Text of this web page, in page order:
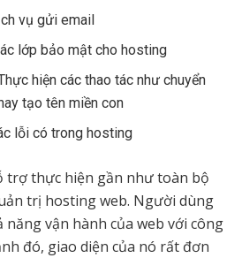
vụ gửi email
lớp bảo mật cho hosting
hiện các thao tác như chuyển
tạo tên miền con
lỗi có trong hosting
trợ thực hiện gần như toàn bộ
trị hosting web. Người dùng
năng vận hành của web với công
đó, giao diện của nó rất đơn